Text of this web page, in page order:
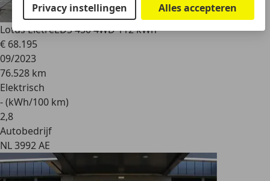
Privacy instellingen Alles accepteren
Lotus EletreEDS 450 4WD 112 kWh
€ 68.195
09/2023
76.528 km
Elektrisch
- (kWh/100 km)
2,8
Autobedrijf
NL 3992 AE